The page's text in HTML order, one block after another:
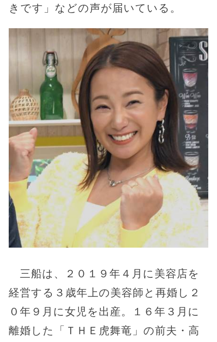
きです」などの声が届いている。
三船は、２０１９年４月に美容店を
経営する３歳年上の美容師と再婚し２
０年９月に女児を出産。１６年３月に
離婚した「ＴＨＥ虎舞竜」の前夫・高